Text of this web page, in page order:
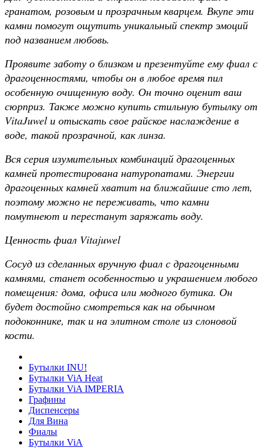
гранатом, розовым и прозрачным кварцем. Вкупе эти
камни помогут ощутить уникальный спектр эмоций
под названием любовь.
Проявите заботу о близком и презентуйте ему фиал с
драгоценностями, чтобы он в любое время пил
особенную очищенную воду. Он точно оценит ваш
сюрприз. Также можно купить стильную бутылку от
VitaJuwel и отыскать свое райское наслаждение в
воде, такой прозрачной, как линза.
Вся серия изумительных комбинаций драгоценных
камней протестирована натуропатами. Энергии
драгоценных камней хватит на ближайшие сто лет,
поэтому можно не переживать, что камни
помутнеют и перестанут заряжать воду.
Ценность фиал Vitajuwel
Сосуд из сделанных вручную фиал с драгоценными
камнями, станет особенностью и украшением любого
помещения: дома, офиса или модного бутика. Он
будет достойно смотреться как на обычном
подоконнике, так и на элитном столе из слоновой
кости.
Бутылки INU!
Бутылки ViA Heat
Бутылки ViA IMPERIA
Графины
Диспенсеры
Для Вина
Фиалы
Бутылки ViA